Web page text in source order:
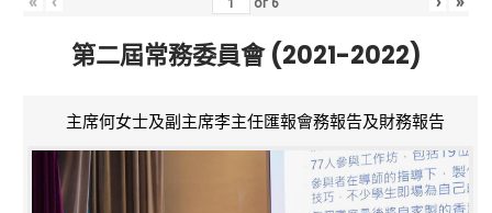
of 6
第二屆常務委員會 (2021-2022)
主席何女士及副主席李主任匯報會務報告及財務報告